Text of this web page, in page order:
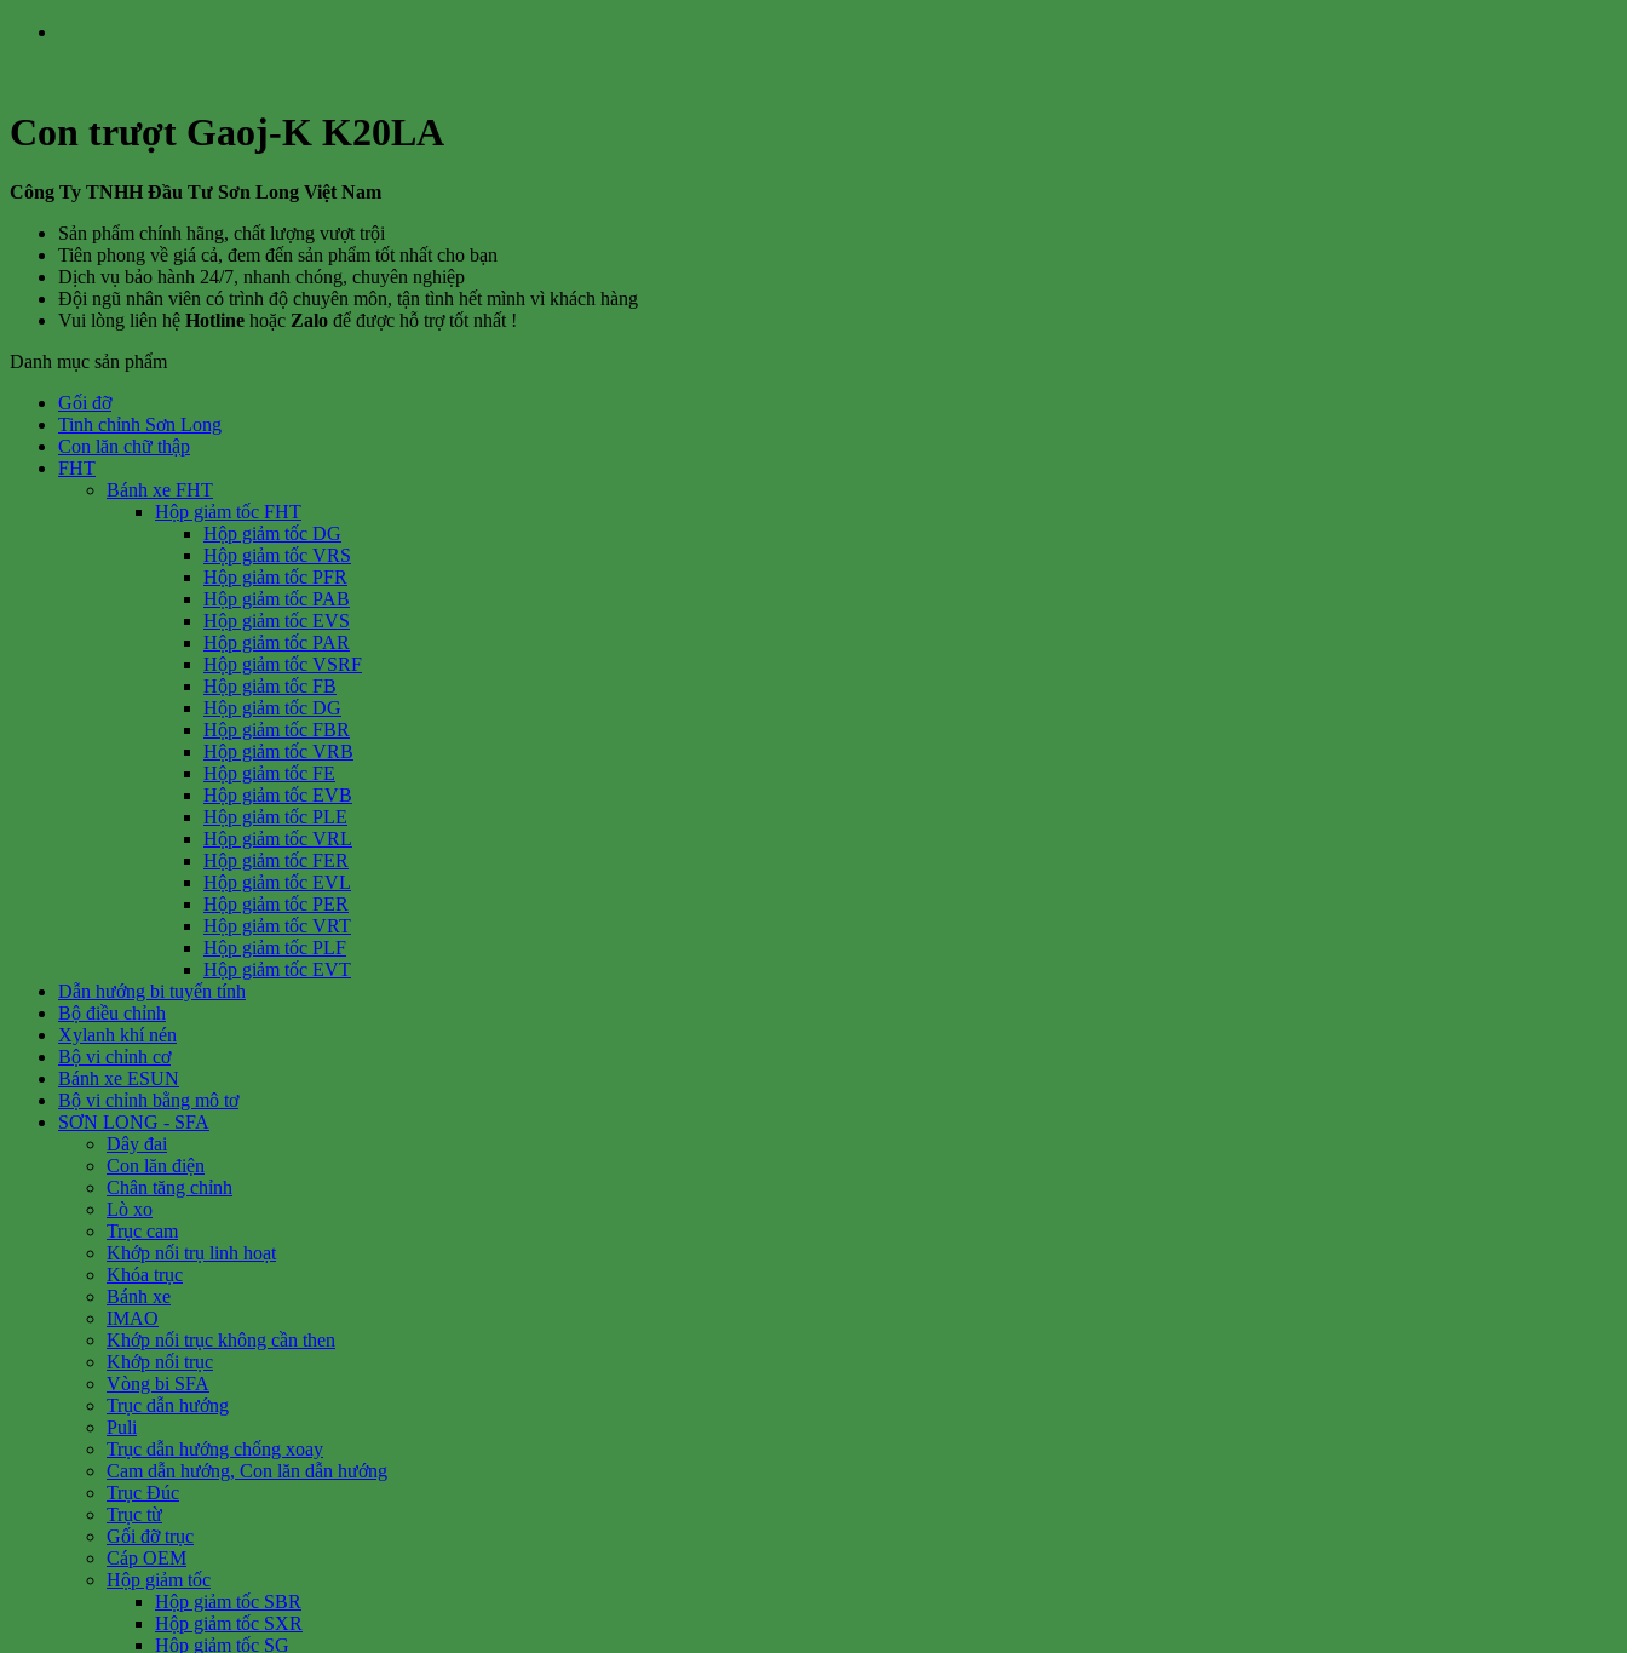
Con trượt Gaoj-K K20LA
Công Ty TNHH Đầu Tư Sơn Long Việt Nam
Sản phẩm chính hãng, chất lượng vượt trội
Tiên phong về giá cả, đem đến sản phẩm tốt nhất cho bạn
Dịch vụ bảo hành 24/7, nhanh chóng, chuyên nghiệp
Đội ngũ nhân viên có trình độ chuyên môn, tận tình hết mình vì khách hàng
Vui lòng liên hệ Hotline hoặc Zalo để được hỗ trợ tốt nhất !
Danh mục sản phẩm
Gối đỡ
Tinh chỉnh Sơn Long
Con lăn chữ thập
FHT
Bánh xe FHT
Hộp giảm tốc FHT
Hộp giảm tốc DG
Hộp giảm tốc VRS
Hộp giảm tốc PFR
Hộp giảm tốc PAB
Hộp giảm tốc EVS
Hộp giảm tốc PAR
Hộp giảm tốc VSRF
Hộp giảm tốc FB
Hộp giảm tốc DG
Hộp giảm tốc FBR
Hộp giảm tốc VRB
Hộp giảm tốc FE
Hộp giảm tốc EVB
Hộp giảm tốc PLE
Hộp giảm tốc VRL
Hộp giảm tốc FER
Hộp giảm tốc EVL
Hộp giảm tốc PER
Hộp giảm tốc VRT
Hộp giảm tốc PLF
Hộp giảm tốc EVT
Dẫn hướng bi tuyến tính
Bộ điều chỉnh
Xylanh khí nén
Bộ vi chỉnh cơ
Bánh xe ESUN
Bộ vi chỉnh bằng mô tơ
SƠN LONG - SFA
Dây đai
Con lăn điện
Chân tăng chỉnh
Lò xo
Trục cam
Khớp nối trụ linh hoạt
Khóa trục
Bánh xe
IMAO
Khớp nối trục không cần then
Khớp nối trục
Vòng bi SFA
Trục dẫn hướng
Puli
Trục dẫn hướng chống xoay
Cam dẫn hướng, Con lăn dẫn hướng
Trục Đúc
Trục từ
Gối đỡ trục
Cáp OEM
Hộp giảm tốc
Hộp giảm tốc SBR
Hộp giảm tốc SXR
Hộp giảm tốc SG